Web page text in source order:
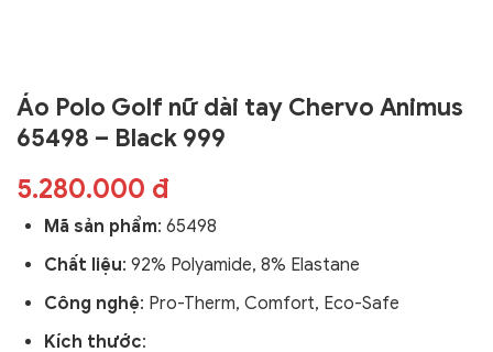
Áo Polo Golf nữ dài tay Chervo Animus
65498 – Black 999
5.280.000 đ
Mã sản phẩm: 65498
Chất liệu: 92% Polyamide, 8% Elastane
Công nghệ: Pro-Therm, Comfort, Eco-Safe
Kích thước: